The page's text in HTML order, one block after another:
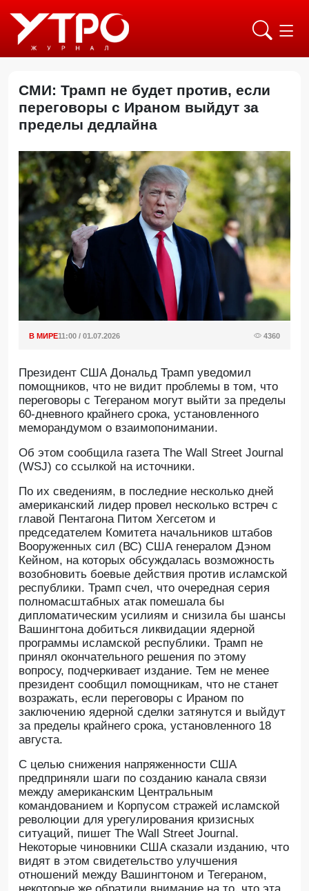
СМИ: Трамп не будет против, если
переговоры с Ираном выйдут за
пределы дедлайна
В МИРЕ11:00 / 01.07.2026 4360
Президент США Дональд Трамп уведомил
помощников, что не видит проблемы в том, что
переговоры с Тегераном могут выйти за пределы
60-дневного крайнего срока, установленного
меморандумом о взаимопонимании.
Oб этом сообщила газета The Wall Street Journal
(WSJ) со ссылкой на источники.
По их сведениям, в последние несколько дней
американский лидер провел несколько встреч с
главой Пентагона Питом Хегсетом и
председателем Комитета начальников штабов
Вооруженных сил (ВС) США генералом Дэном
Кейном, на которых обсуждалась возможность
возобновить боевые действия против исламской
республики. Трамп счел, что очередная серия
полномасштабных атак помешала бы
дипломатическим усилиям и снизила бы шансы
Вашингтона добиться ликвидации ядерной
программы исламской республики. Трамп не
принял окончательного решения по этому
вопросу, подчеркивает издание. Тем не менее
президент сообщил помощникам, что не станет
возражать, если переговоры с Ираном по
заключению ядерной сделки затянутся и выйдут
за пределы крайнего срока, установленного 18
августа.
С целью снижения напряженности США
предприняли шаги по созданию канала связи
между американским Центральным
командованием и Корпусом стражей исламской
революции для урегулирования кризисных
ситуаций, пишет The Wall Street Journal.
Некоторые чиновники США сказали изданию, что
видят в этом свидетельство улучшения
отношений между Вашингтоном и Тегераном,